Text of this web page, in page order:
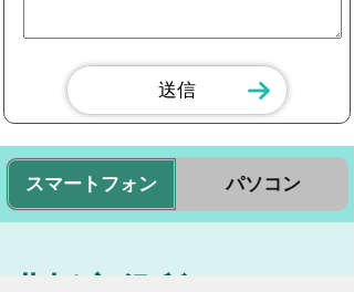
スマートフォン パソコン